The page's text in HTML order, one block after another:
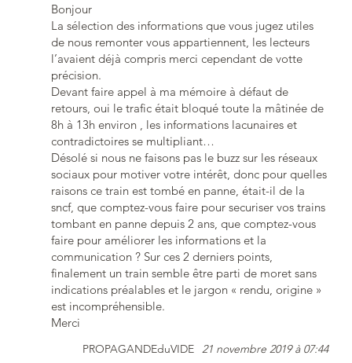
Bonjour
La sélection des informations que vous jugez utiles
de nous remonter vous appartiennent, les lecteurs
l’avaient déjà compris merci cependant de votte
précision.
Devant faire appel à ma mémoire à défaut de
retours, oui le trafic était bloqué toute la mâtinée de
8h à 13h environ , les informations lacunaires et
contradictoires se multipliant…
Désolé si nous ne faisons pas le buzz sur les réseaux
sociaux pour motiver votre intérêt, donc pour quelles
raisons ce train est tombé en panne, était-il de la
sncf, que comptez-vous faire pour securiser vos trains
tombant en panne depuis 2 ans, que comptez-vous
faire pour améliorer les informations et la
communication ? Sur ces 2 derniers points,
finalement un train semble être parti de moret sans
indications préalables et le jargon « rendu, origine »
est incompréhensible.
Merci
PROPAGANDEduVIDE 21 novembre 2019 à 07:44